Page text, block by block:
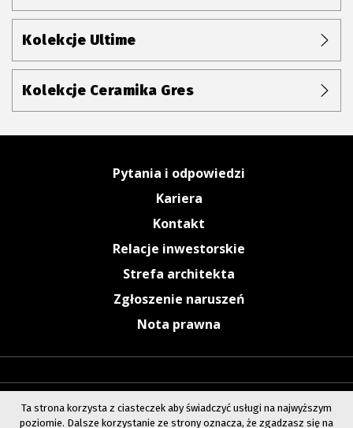
Kolekcje Ultime
Kolekcje Ceramika Gres
Pytania i odpowiedzi
Kariera
Kontakt
Relacje inwestorskie
Strefa architekta
Zgłoszenie naruszeń
Nota prawna
Ta strona korzysta z ciasteczek aby świadczyć usługi na najwyższym
poziomie. Dalsze korzystanie ze strony oznacza, że zgadzasz się na